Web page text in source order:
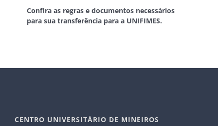
Confira as regras e documentos necessários
para sua transferência para a UNIFIMES.
CENTRO UNIVERSITÁRIO DE MINEIROS